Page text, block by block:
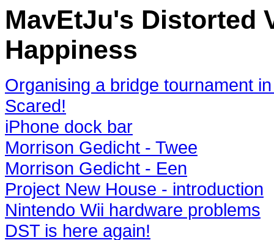
MavEtJu's Distorted
Happiness
Organising a bridge tournament
Scared!
iPhone dock bar
Morrison Gedicht - Twee
Morrison Gedicht - Een
Project New House - introduction
Nintendo Wii hardware problems
DST is here again!